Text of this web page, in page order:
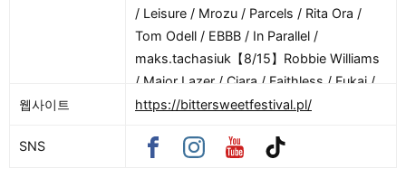
/ Leisure / Mrozu / Parcels / Rita Ora /
Tom Odell / EBBB / In Parallel /
maks.tachasiuk【8/15】Robbie Williams
/ Major Lazer / Ciara / Faithless / Fukaj /
Giant Rooks / Morad / OKI / Sobel /
Chopin, SWEET Chopin
웹사이트 https://bittersweetfestival.pl/
SNS